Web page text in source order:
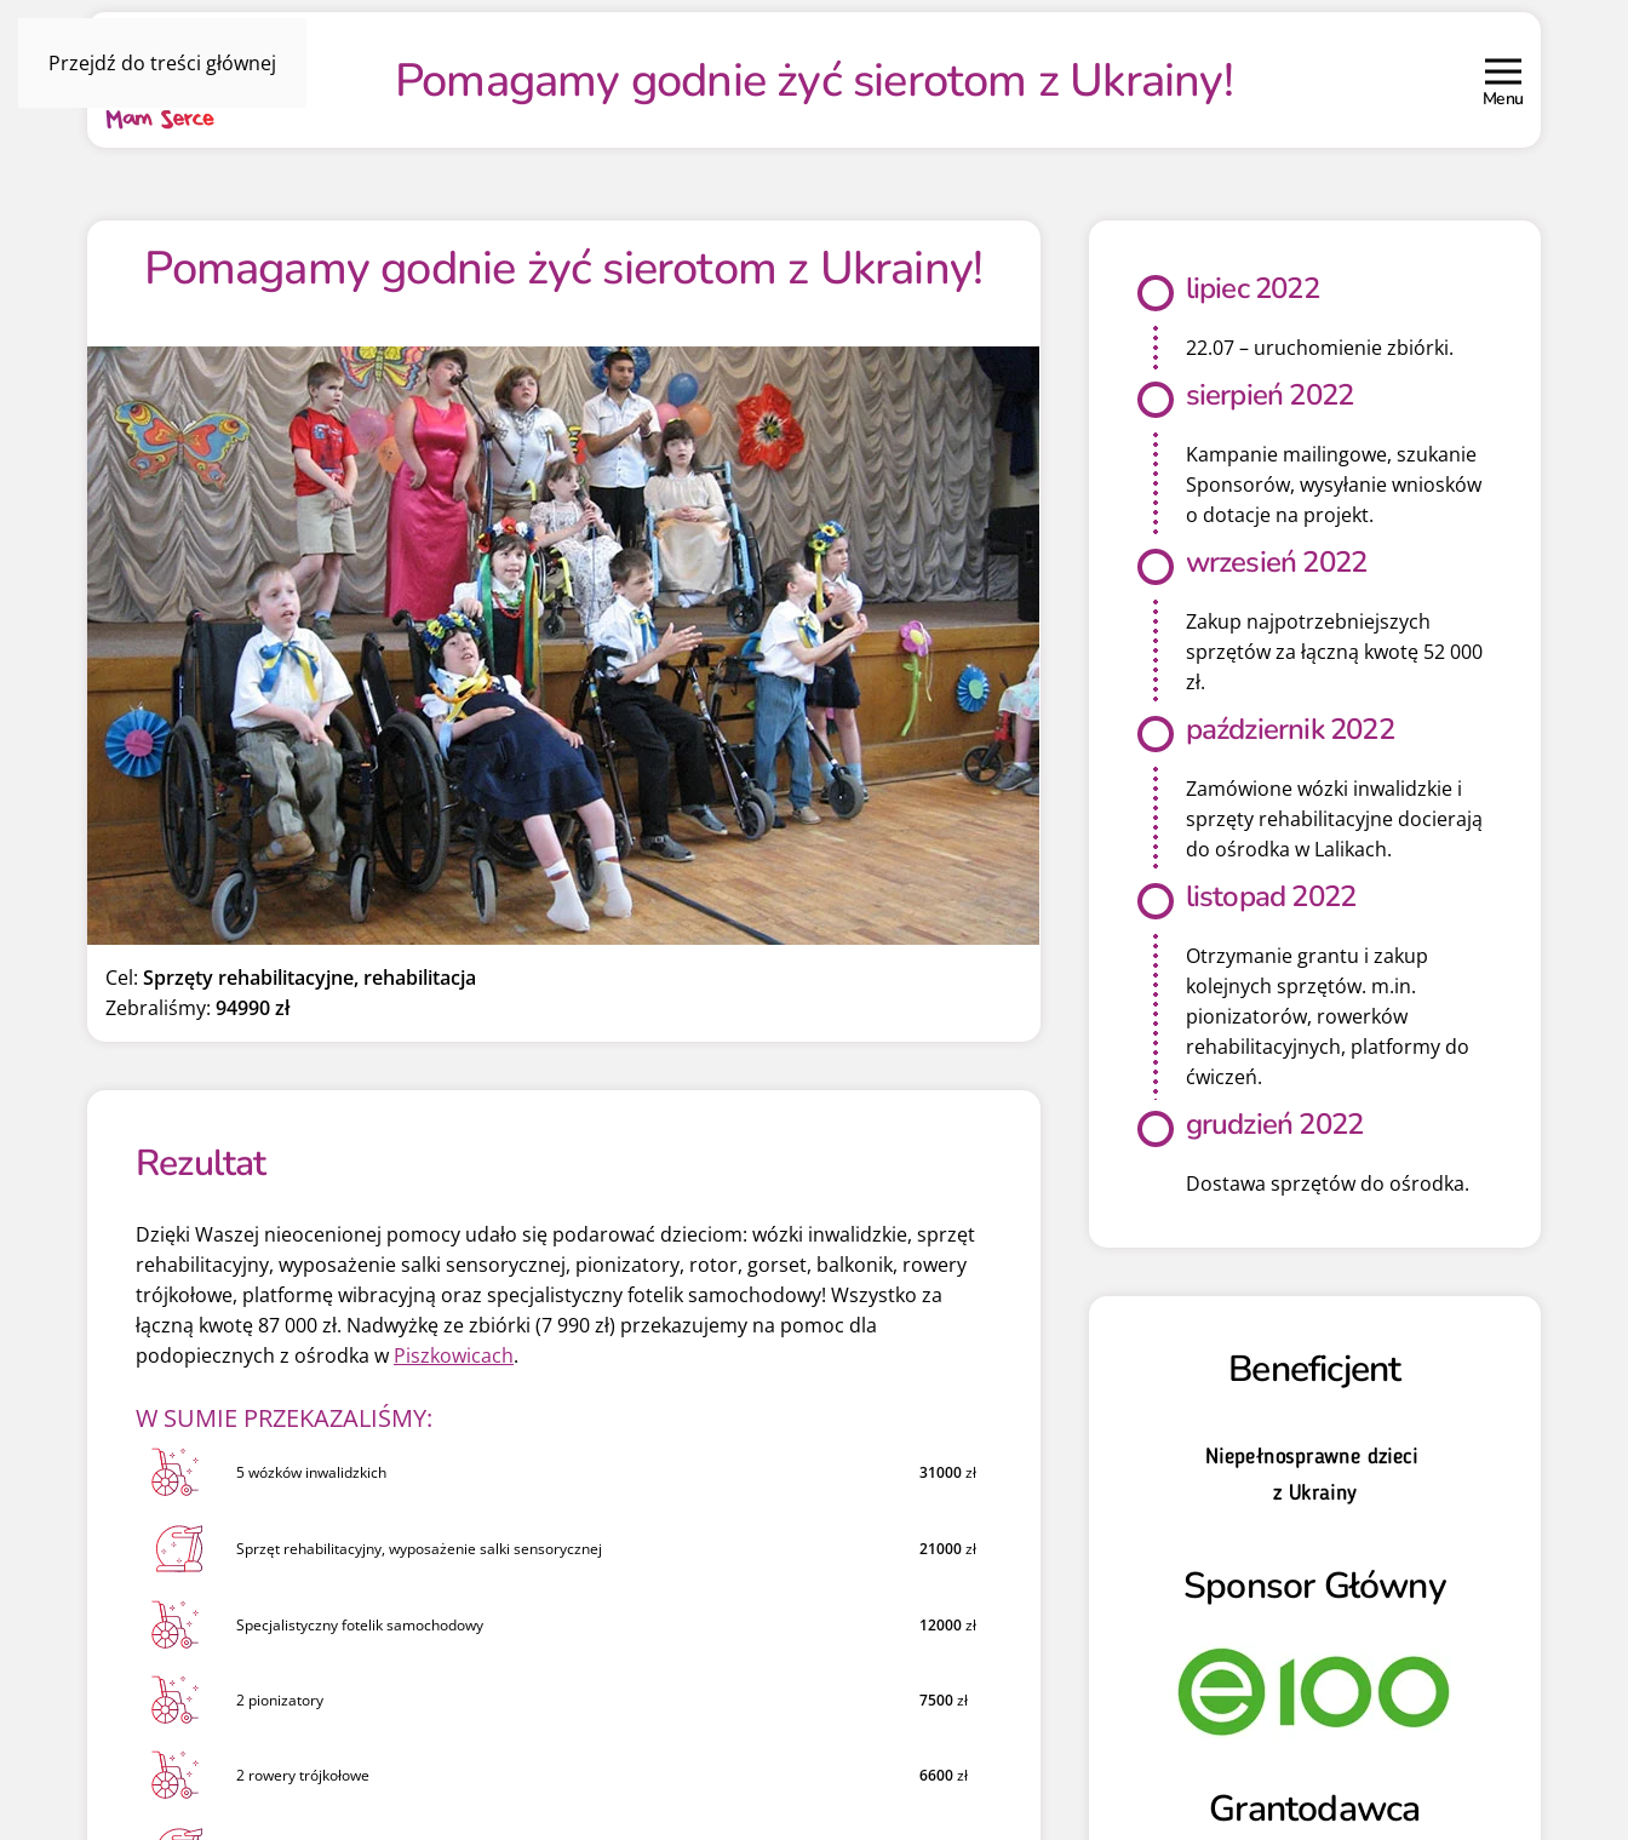
Przejdź do treści głównej Pomagamy godnie żyć sierotom z Ukrainy! Menu
Pomagamy godnie żyć sierotom z Ukrainy!
Cel: Sprzęty rehabilitacyjne, rehabilitacja
Zebraliśmy: 94990 zł
Rezultat
Dzięki Waszej nieocenionej pomocy udało się podarować dzieciom: wózki inwalidzkie, sprzęt
rehabilitacyjny, wyposażenie salki sensorycznej, pionizatory, rotor, gorset, balkonik, rowery
trójkołowe, platformę wibracyjną oraz specjalistyczny fotelik samochodowy! Wszystko za
łączną kwotę 87 000 zł. Nadwyżkę ze zbiórki (7 990 zł) przekazujemy na pomoc dla
podopiecznych z ośrodka w Piszkowicach.
W SUMIE PRZEKAZALIŚMY:
5 wózków inwalidzkich 31000zł
Sprzęt rehabilitacyjny, wyposażenie salki sensorycznej 21000zł
Specjalistyczny fotelik samochodowy 12000zł
2 pionizatory 7500zł
2 rowery trójkołowe 6600zł
lipiec 2022
22.07 – uruchomienie zbiórki.
sierpień 2022
Kampanie mailingowe, szukanie
Sponsorów, wysyłanie wniosków
o dotacje na projekt.
wrzesień 2022
Zakup najpotrzebniejszych
sprzętów za łączną kwotę 52 000
zł.
październik 2022
Zamówione wózki inwalidzkie i
sprzęty rehabilitacyjne docierają
do ośrodka w Lalikach.
listopad 2022
Otrzymanie grantu i zakup
kolejnych sprzętów. m.in.
pionizatorów, rowerków
rehabilitacyjnych, platformy do
ćwiczeń.
grudzień 2022
Dostawa sprzętów do ośrodka.
Beneficjent
Sponsor Główny
Grantodawca